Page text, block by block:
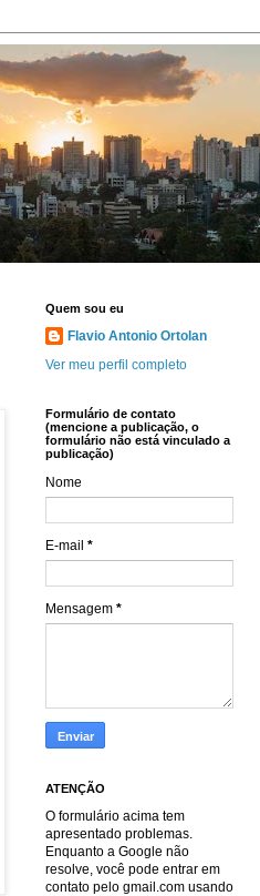
Quem sou eu
Flavio Antonio Ortolan
Ver meu perfil completo
Formulário de contato
(mencione a publicação, o
formulário não está vinculado a
publicação)
Nome
E-mail *
Mensagem *
ATENÇÃO
O formulário acima tem
apresentado problemas.
Enquanto a Google não
resolve, você pode entrar em
contato pelo gmail.com usando